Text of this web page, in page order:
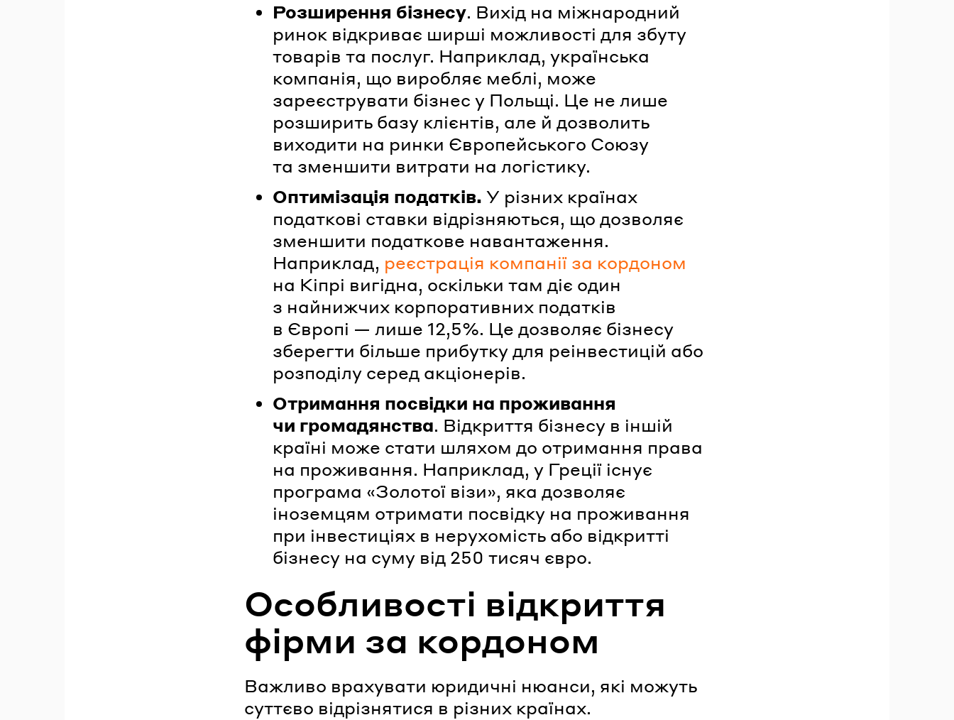
Розширення бізнесу. Вихід на міжнародний
ринок відкриває ширші можливості для збуту
товарів та послуг. Наприклад, українська
компанія, що виробляє меблі, може
зареєструвати бізнес у Польщі. Це не лише
розширить базу клієнтів, але й дозволить
виходити на ринки Європейського Союзу
та зменшити витрати на логістику.
Оптимізація податків. У різних країнах
податкові ставки відрізняються, що дозволяє
зменшити податкове навантаження.
Наприклад, реєстрація компанії за кордоном
на Кіпрі вигідна, оскільки там діє один
з найнижчих корпоративних податків
в Європі — лише 12,5%. Це дозволяє бізнесу
зберегти більше прибутку для реінвестицій або
розподілу серед акціонерів.
Отримання посвідки на проживання
чи громадянства. Відкриття бізнесу в іншій
країні може стати шляхом до отримання права
на проживання. Наприклад, у Греції існує
програма «Золотої візи», яка дозволяє
іноземцям отримати посвідку на проживання
при інвестиціях в нерухомість або відкритті
бізнесу на суму від 250 тисяч євро.
Особливості відкриття
фірми за кордоном
Важливо врахувати юридичні нюанси, які можуть
суттєво відрізнятися в різних країнах.